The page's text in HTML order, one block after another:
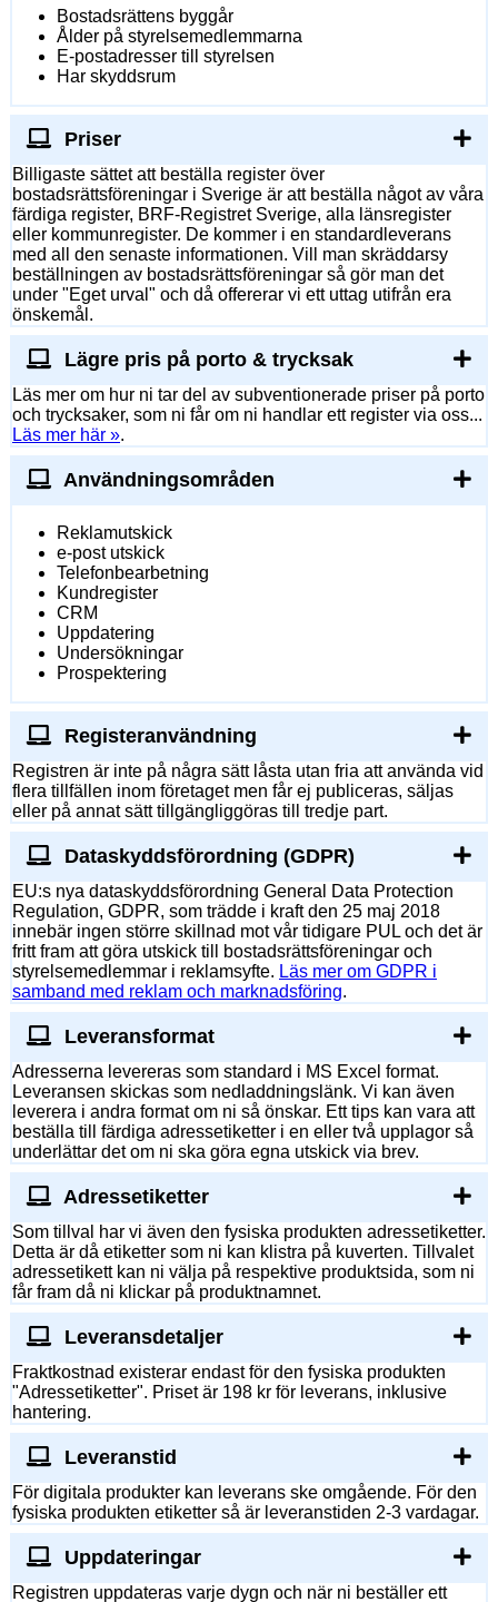
Bostadsrättens byggår
Ålder på styrelsemedlemmarna
E-postadresser till styrelsen
Har skyddsrum
Priser
Billigaste sättet att beställa register över
bostadsrättsföreningar i Sverige är att beställa något av våra
färdiga register, BRF-Registret Sverige, alla länsregister
eller kommunregister. De kommer i en standardleverans
med all den senaste informationen. Vill man skräddarsy
beställningen av bostadsrättsföreningar så gör man det
under "Eget urval" och då offererar vi ett uttag utifrån era
önskemål.
Lägre pris på porto & trycksak
Läs mer om hur ni tar del av subventionerade priser på porto
och trycksaker, som ni får om ni handlar ett register via oss...
Läs mer här ».
Användningsområden
Reklamutskick
e-post utskick
Telefonbearbetning
Kundregister
CRM
Uppdatering
Undersökningar
Prospektering
Registeranvändning
Registren är inte på några sätt låsta utan fria att använda vid
flera tillfällen inom företaget men får ej publiceras, säljas
eller på annat sätt tillgängliggöras till tredje part.
Dataskyddsförordning (GDPR)
EU:s nya dataskyddsförordning General Data Protection
Regulation, GDPR, som trädde i kraft den 25 maj 2018
innebär ingen större skillnad mot vår tidigare PUL och det är
fritt fram att göra utskick till bostadsrättsföreningar och
styrelsemedlemmar i reklamsyfte. Läs mer om GDPR i
samband med reklam och marknadsföring.
Leveransformat
Adresserna levereras som standard i MS Excel format.
Leveransen skickas som nedladdningslänk. Vi kan även
leverera i andra format om ni så önskar. Ett tips kan vara att
beställa till färdiga adressetiketter i en eller två upplagor så
underlättar det om ni ska göra egna utskick via brev.
Adressetiketter
Som tillval har vi även den fysiska produkten adressetiketter.
Detta är då etiketter som ni kan klistra på kuverten. Tillvalet
adressetikett kan ni välja på respektive produktsida, som ni
får fram då ni klickar på produktnamnet.
Leveransdetaljer
Fraktkostnad existerar endast för den fysiska produkten
"Adressetiketter". Priset är 198 kr för leverans, inklusive
hantering.
Leveranstid
För digitala produkter kan leverans ske omgående. För den
fysiska produkten etiketter så är leveranstiden 2-3 vardagar.
Uppdateringar
Registren uppdateras varje dygn och när ni beställer ett